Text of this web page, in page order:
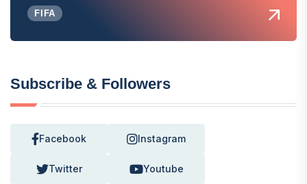
FIFA
Subscribe & Followers
Facebook Instagram
Twitter Youtube